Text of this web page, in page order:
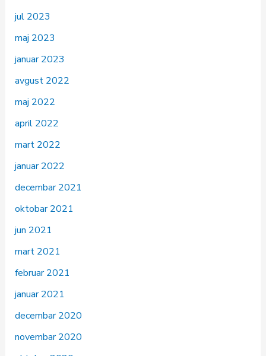
jul 2023
maj 2023
januar 2023
avgust 2022
maj 2022
april 2022
mart 2022
januar 2022
decembar 2021
oktobar 2021
jun 2021
mart 2021
februar 2021
januar 2021
decembar 2020
novembar 2020